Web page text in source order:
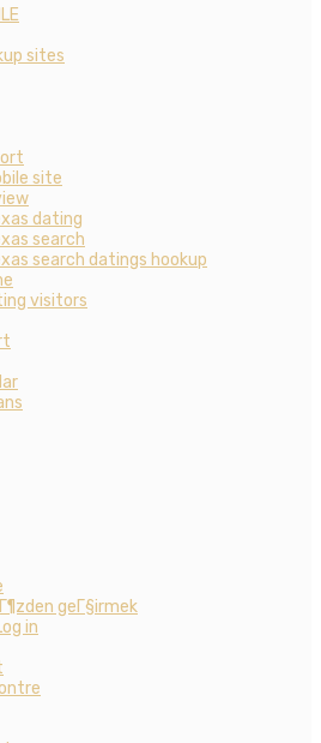
sites
site
dating
search
search datings hookup
visitors
geГ§irmek
in